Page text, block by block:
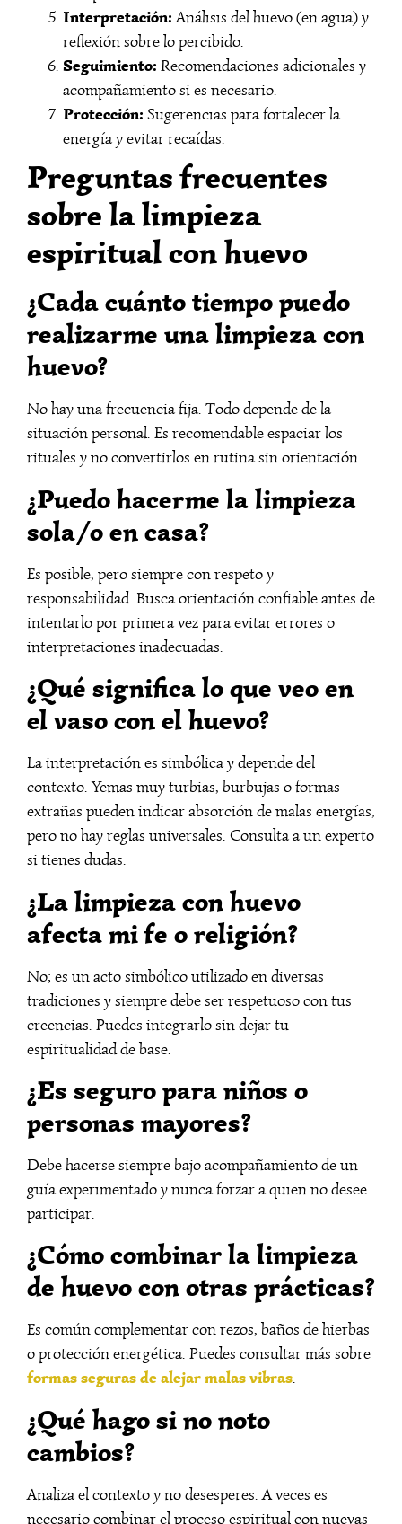
Interpretación:Análisis del huevo (en agua) y
reflexión sobre lo percibido.
Seguimiento: Recomendaciones adicionales y
acompañamiento si es necesario.
Protección: Sugerencias para fortalecer la
energía y evitar recaídas.
Preguntas frecuentes
sobre la limpieza
espiritual con huevo
¿Cada cuánto tiempo puedo
realizarme una limpieza con
huevo?
No hay una frecuencia fija. Todo depende de la
situación personal. Es recomendable espaciar los
rituales y no convertirlos en rutina sin orientación.
¿Puedo hacerme la limpieza
sola/o en casa?
Es posible, pero siempre con respeto y
responsabilidad. Busca orientación confiable antes de
intentarlo por primera vez para evitar errores o
interpretaciones inadecuadas.
¿Qué significa lo que veo en
el vaso con el huevo?
La interpretación es simbólica y depende del
contexto. Yemas muy turbias, burbujas o formas
extrañas pueden indicar absorción de malas energías,
pero no hay reglas universales. Consulta a un experto
si tienes dudas.
¿La limpieza con huevo
afecta mi fe o religión?
No; es un acto simbólico utilizado en diversas
tradiciones y siempre debe ser respetuoso con tus
creencias. Puedes integrarlo sin dejar tu
espiritualidad de base.
¿Es seguro para niños o
personas mayores?
Debe hacerse siempre bajo acompañamiento de un
guía experimentado y nunca forzar a quien no desee
participar.
¿Cómo combinar la limpieza
de huevo con otras prácticas?
Es común complementar con rezos, baños de hierbas
o protección energética. Puedes consultar más sobre
formas seguras de alejar malas vibras.
¿Qué hago si no noto
cambios?
Analiza el contexto y no desesperes. A veces es
necesario combinar el proceso espiritual con nuevas